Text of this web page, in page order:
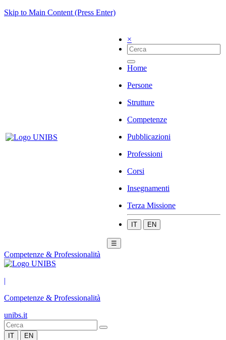
Skip to Main Content (Press Enter)
×
Home
Persone
Strutture
Competenze
Pubblicazioni
Professioni
Corsi
Insegnamenti
Terza Missione
IT EN
☰
Competenze & Professionalità
|
Competenze & Professionalità
unibs.it
IT EN